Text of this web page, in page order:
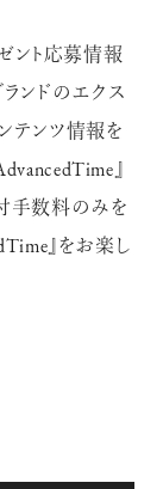
ント応募情報
ンドのエクス
テンツ情報を
』
手数料のみを
』をお楽し